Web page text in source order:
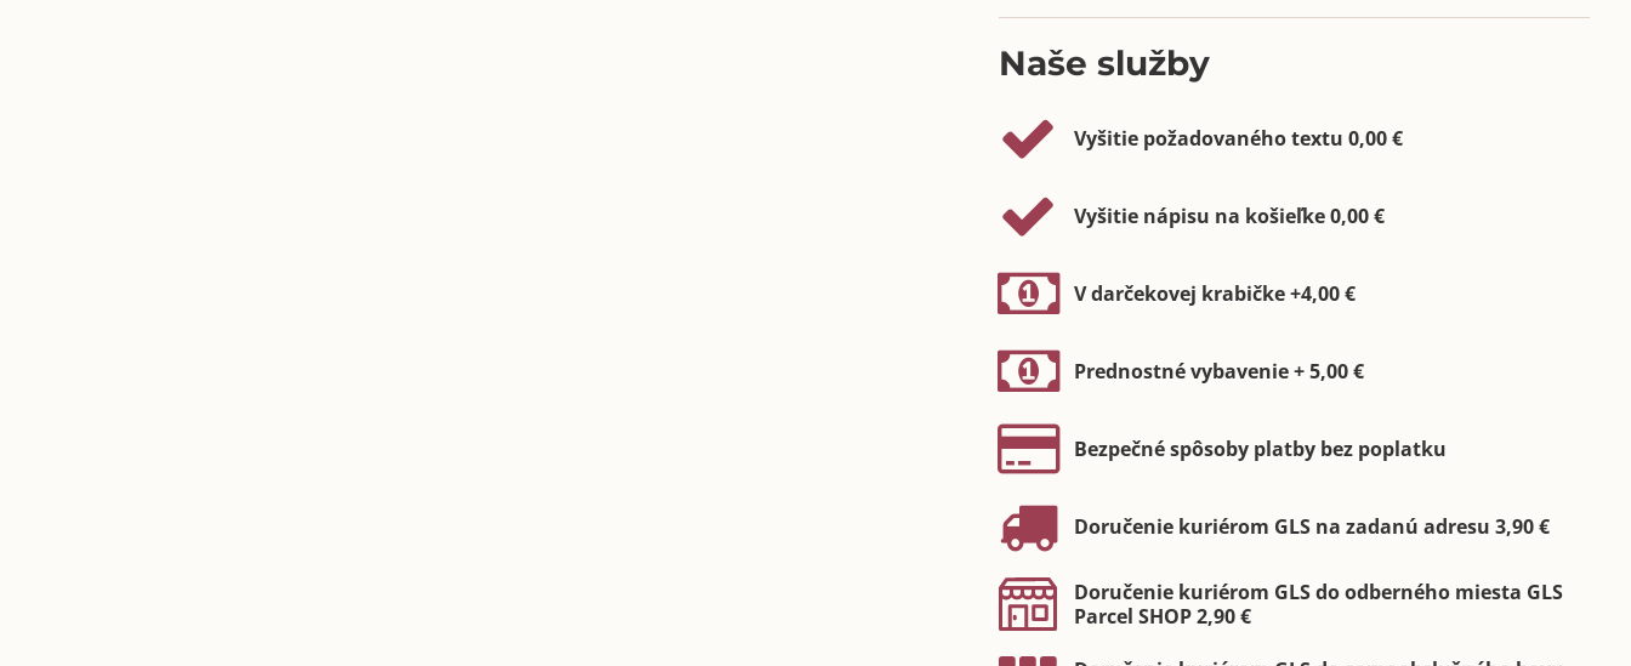
Naše služby
Vyšitie požadovaného textu 0,00 €
Vyšitie nápisu na košieľke 0,00 €
V darčekovej krabičke +4,00 €
Prednostné vybavenie + 5,00 €
Bezpečné spôsoby platby bez poplatku
Doručenie kuriérom GLS na zadanú adresu 3,90 €
Doručenie kuriérom GLS do odberného miesta GLS
Parcel SHOP 2,90 €